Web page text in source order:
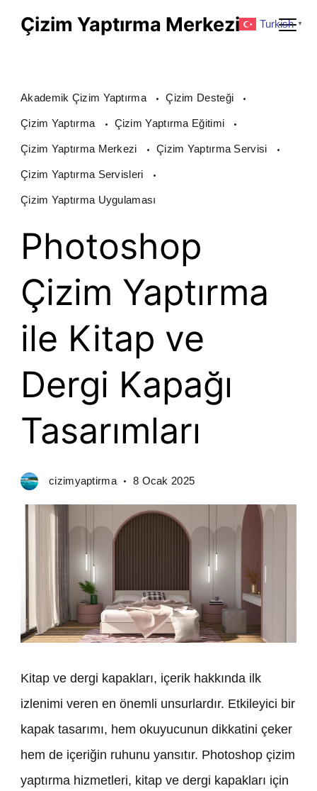
Çizim Yaptırma Merkezi
Akademik Çizim Yaptırma Çizim Desteği
Çizim Yaptırma Çizim Yaptırma Eğitimi
Çizim Yaptırma Merkezi Çizim Yaptırma Servisi
Çizim Yaptırma Servisleri
Çizim Yaptırma Uygulaması
Photoshop
Çizim Yaptırma
ile Kitap ve
Dergi Kapağı
Tasarımları
cizimyaptirma 8 Ocak 2025
Kitap ve dergi kapakları, içerik hakkında ilk
izlenimi veren en önemli unsurlardır. Etkileyici bir
kapak tasarımı, hem okuyucunun dikkatini çeker
hem de içeriğin ruhunu yansıtır. Photoshop çizim
yaptırma hizmetleri, kitap ve dergi kapakları için
Turkish ▼